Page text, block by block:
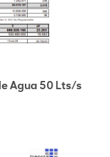
Agua 50 Lts/s